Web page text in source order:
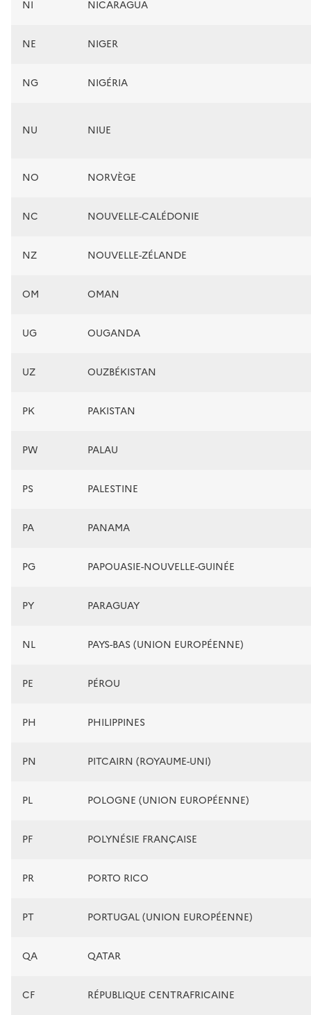
NI NICARAGUA
NE NIGER
NG NIGÉRIA
NU NIUE
NO NORVÈGE
NC NOUVELLE-CALÉDONIE
NZ NOUVELLE-ZÉLANDE
OM OMAN
UG OUGANDA
UZ OUZBÉKISTAN
PK PAKISTAN
PW PALAU
PS PALESTINE
PA PANAMA
PG PAPOUASIE-NOUVELLE-GUINÉE
PY PARAGUAY
NL PAYS-BAS (UNION EUROPÉENNE)
PE PÉROU
PH PHILIPPINES
PN PITCAIRN (ROYAUME-UNI)
PL POLOGNE (UNION EUROPÉENNE)
PF POLYNÉSIE FRANÇAISE
PR PORTO RICO
PT PORTUGAL (UNION EUROPÉENNE)
QA QATAR
CF RÉPUBLIQUE CENTRAFRICAINE